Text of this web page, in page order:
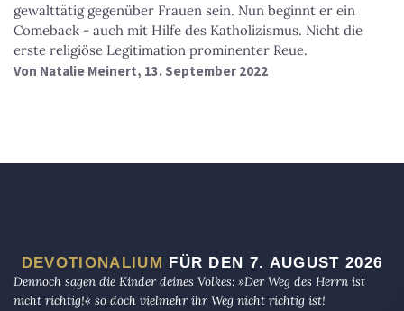
gewalttätig gegenüber Frauen sein. Nun beginnt er ein
Comeback - auch mit Hilfe des Katholizismus. Nicht die
erste religiöse Legitimation prominenter Reue.
Von Natalie Meinert, 13. September 2022
DEVOTIONALIUM FÜR DEN 7. AUGUST 2026
Dennoch sagen die Kinder deines Volkes: »Der Weg des Herrn ist
nicht richtig!« so doch vielmehr ihr Weg nicht richtig ist!